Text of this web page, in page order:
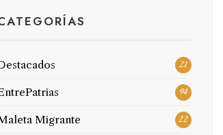
21
94
Migrante 22